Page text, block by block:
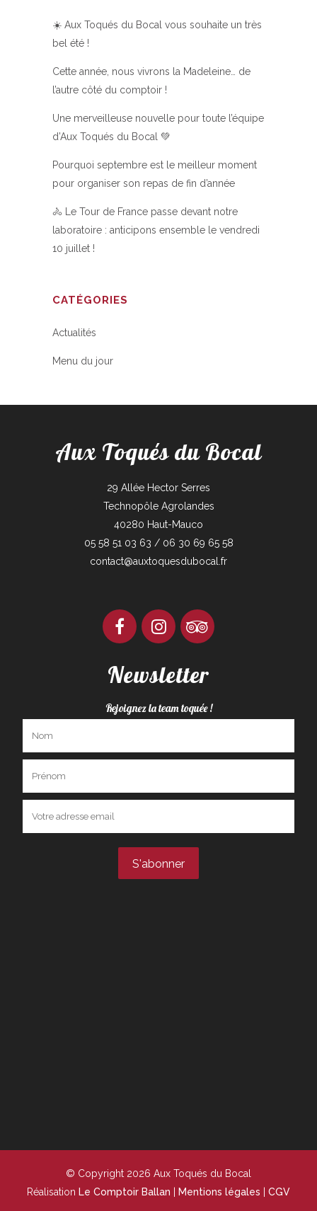
☀️ Aux Toqués du Bocal vous souhaite un très
bel été !
Cette année, nous vivrons la Madeleine… de
l’autre côté du comptoir !
Une merveilleuse nouvelle pour toute l’équipe
d’Aux Toqués du Bocal 💚
Pourquoi septembre est le meilleur moment
pour organiser son repas de fin d’année
🚴 Le Tour de France passe devant notre
laboratoire : anticipons ensemble le vendredi
10 juillet !
CATÉGORIES
Actualités
Menu du jour
Aux Toqués du Bocal
29 Allée Hector Serres
Technopôle Agrolandes
40280 Haut-Mauco
05 58 51 03 63 / 06 30 69 65 58
contact@auxtoquesdubocal.fr
Newsletter
Rejoignez la team toquée !
© Copyright 2026 Aux Toqués du Bocal
Réalisation Le Comptoir Ballan Mentions légales CGV